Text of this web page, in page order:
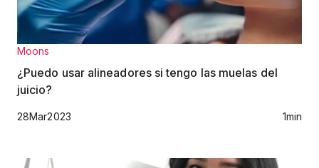
Moons
¿Puedo usar alineadores si tengo las muelas del
juicio?
28Mar2023 1min